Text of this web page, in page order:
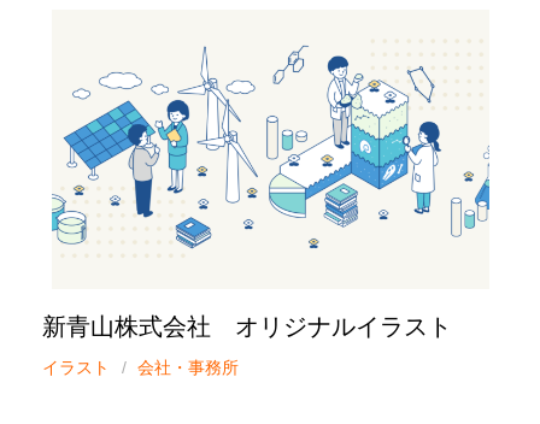
新青山株式会社 オリジナルイラスト
イラスト 会社・事務所